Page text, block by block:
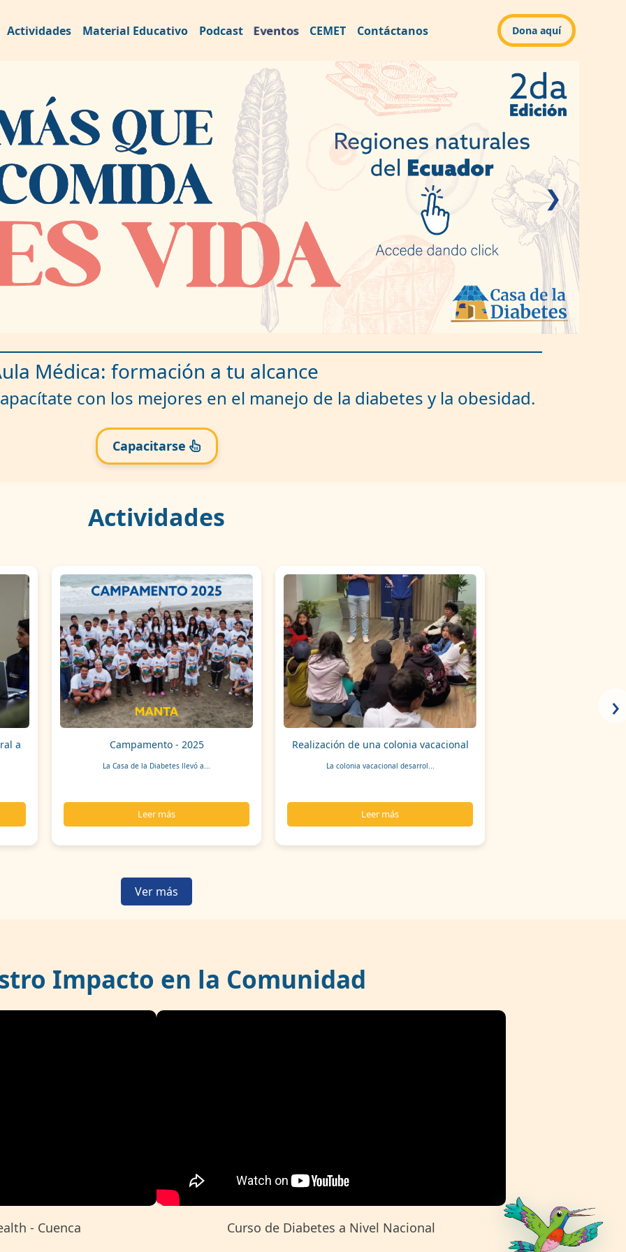
Actividades Material Educativo Podcast Eventos CEMET Contáctanos Dona aquí
❯
Médica: formación a tu alcance
con los mejores en el manejo de la diabetes y la obesidad.
Capacitarse
Actividades
a Campamento - 2025
La Casa de la Diabetes llevó a...
Leer más
Realización de una colonia vacacional
La colonia vacacional desarrol...
Leer más
›
Ver más
Impacto en la Comunidad
- Cuenca Curso de Diabetes a Nivel Nacional